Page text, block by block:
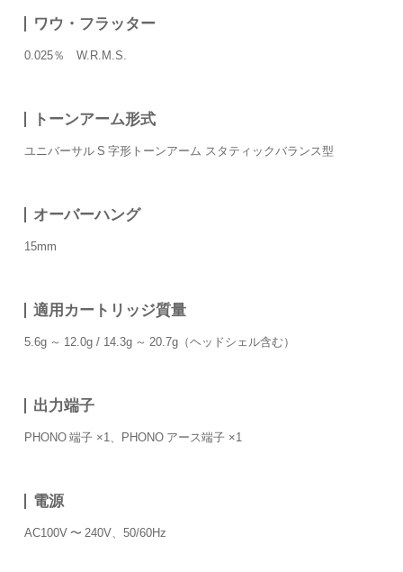
ワウ・フラッター
0.025％ W.R.M.S.
トーンアーム形式
ユニバーサル S 字形トーンアーム スタティックバランス型
オーバーハング
15mm
適用カートリッジ質量
5.6g ～ 12.0g / 14.3g ～ 20.7g（ヘッドシェル含む）
出力端子
PHONO 端子 ×1、PHONO アース端子 ×1
電源
AC100V 〜 240V、50/60Hz